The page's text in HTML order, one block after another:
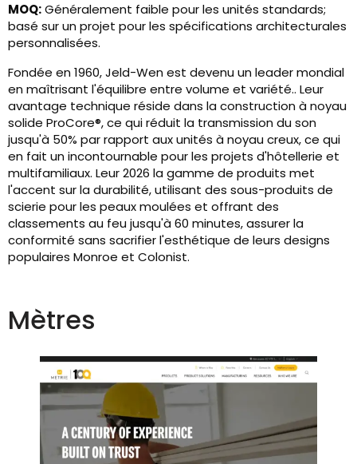
MOQ:Généralement faible pour les unités standards;
basé sur un projet pour les spécifications architecturales
personnalisées.
Fondée en 1960, Jeld-Wen est devenu un leader mondial
en maîtrisant l'équilibre entre volume et variété.. Leur
avantage technique réside dans la construction à noyau
solide ProCore®, ce qui réduit la transmission du son
jusqu'à 50% par rapport aux unités à noyau creux, ce qui
en fait un incontournable pour les projets d'hôtellerie et
multifamiliaux. Leur 2026 la gamme de produits met
l'accent sur la durabilité, utilisant des sous-produits de
scierie pour les peaux moulées et offrant des
classements au feu jusqu'à 60 minutes, assurer la
conformité sans sacrifier l'esthétique de leurs designs
populaires Monroe et Colonist.
Mètres